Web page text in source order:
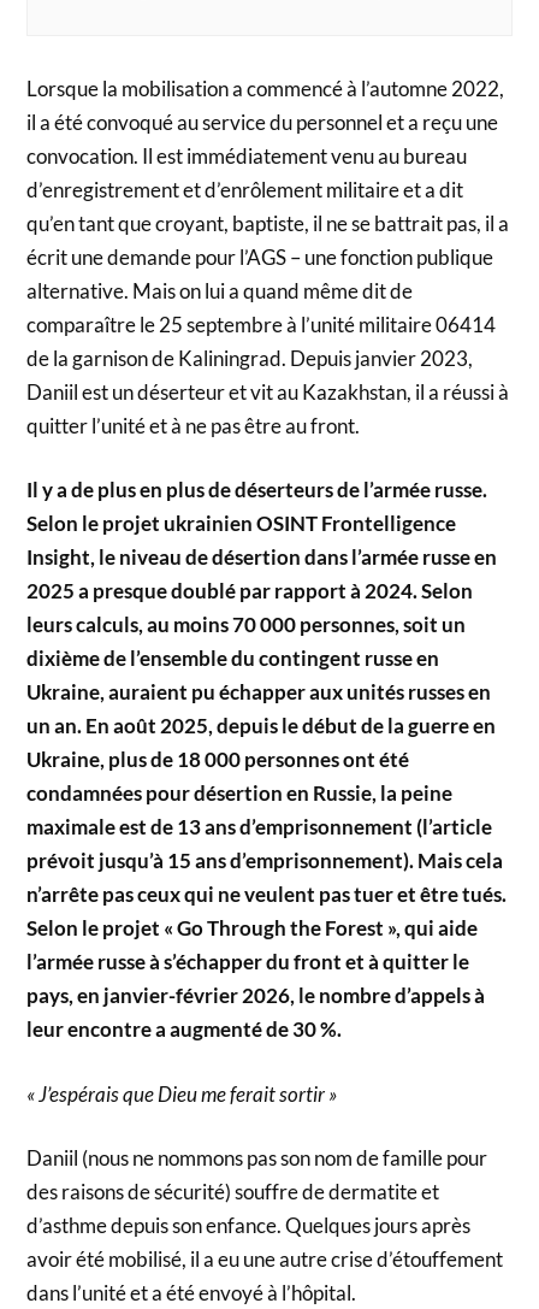
Lorsque la mobilisation a commencé à l’automne 2022,
il a été convoqué au service du personnel et a reçu une
convocation. Il est immédiatement venu au bureau
d’enregistrement et d’enrôlement militaire et a dit
qu’en tant que croyant, baptiste, il ne se battrait pas, il a
écrit une demande pour l’AGS – une fonction publique
alternative. Mais on lui a quand même dit de
comparaître le 25 septembre à l’unité militaire 06414
de la garnison de Kaliningrad. Depuis janvier 2023,
Daniil est un déserteur et vit au Kazakhstan, il a réussi à
quitter l’unité et à ne pas être au front.
Il y a de plus en plus de déserteurs de l’armée russe.
Selon le projet ukrainien OSINT Frontelligence
Insight, le niveau de désertion dans l’armée russe en
2025 a presque doublé par rapport à 2024. Selon
leurs calculs, au moins 70 000 personnes, soit un
dixième de l’ensemble du contingent russe en
Ukraine, auraient pu échapper aux unités russes en
un an. En août 2025, depuis le début de la guerre en
Ukraine, plus de 18 000 personnes ont été
condamnées pour désertion en Russie, la peine
maximale est de 13 ans d’emprisonnement (l’article
prévoit jusqu’à 15 ans d’emprisonnement). Mais cela
n’arrête pas ceux qui ne veulent pas tuer et être tués.
Selon le projet « Go Through the Forest », qui aide
l’armée russe à s’échapper du front et à quitter le
pays, en janvier-février 2026, le nombre d’appels à
leur encontre a augmenté de 30 %.
« J’espérais que Dieu me ferait sortir »
Daniil (nous ne nommons pas son nom de famille pour
des raisons de sécurité) souffre de dermatite et
d’asthme depuis son enfance. Quelques jours après
avoir été mobilisé, il a eu une autre crise d’étouffement
dans l’unité et a été envoyé à l’hôpital.